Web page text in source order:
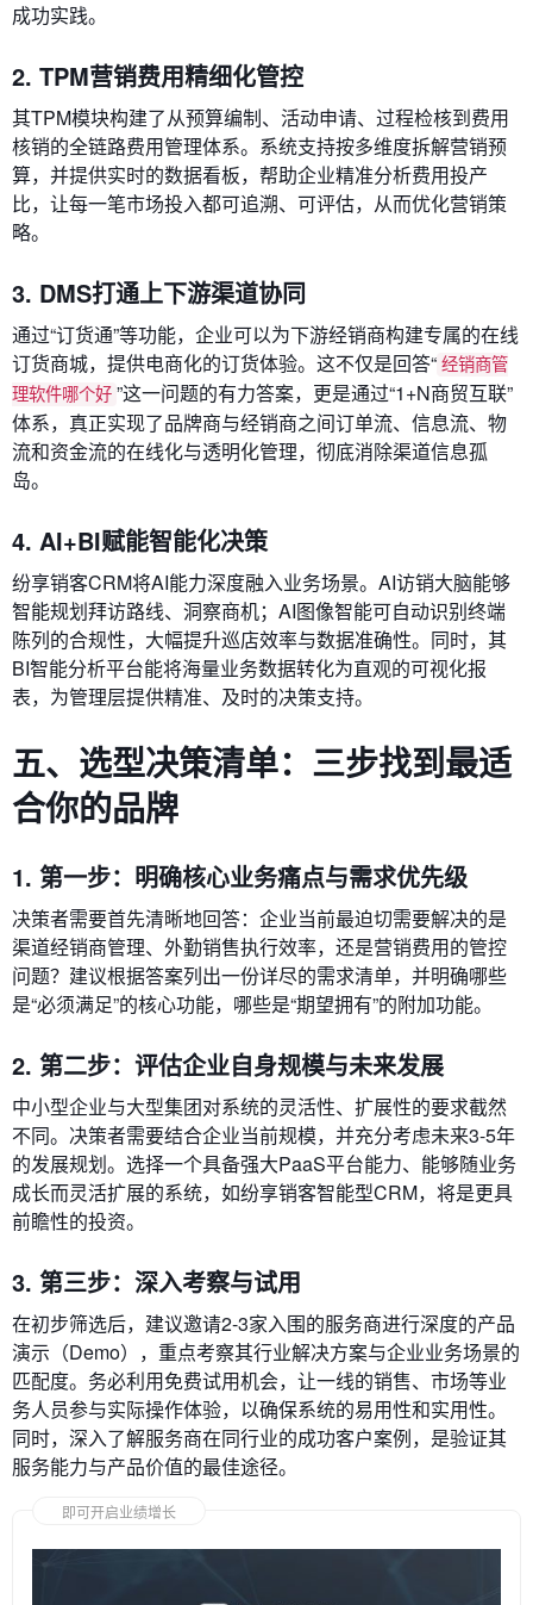
成功实践。
2. TPM营销费用精细化管控
其TPM模块构建了从预算编制、活动申请、过程检核到费用
核销的全链路费用管理体系。系统支持按多维度拆解营销预
算，并提供实时的数据看板，帮助企业精准分析费用投产
比，让每一笔市场投入都可追溯、可评估，从而优化营销策
略。
3. DMS打通上下游渠道协同
通过“订货通”等功能，企业可以为下游经销商构建专属的在线
订货商城，提供电商化的订货体验。这不仅是回答“ 经销商管
理软件哪个好 ”这一问题的有力答案，更是通过“1+N商贸互联”
体系，真正实现了品牌商与经销商之间订单流、信息流、物
流和资金流的在线化与透明化管理，彻底消除渠道信息孤
岛。
4. AI+BI赋能智能化决策
纷享销客CRM将AI能力深度融入业务场景。AI访销大脑能够
智能规划拜访路线、洞察商机；AI图像智能可自动识别终端
陈列的合规性，大幅提升巡店效率与数据准确性。同时，其
BI智能分析平台能将海量业务数据转化为直观的可视化报
表，为管理层提供精准、及时的决策支持。
五、选型决策清单：三步找到最适
合你的品牌
1. 第一步：明确核心业务痛点与需求优先级
决策者需要首先清晰地回答：企业当前最迫切需要解决的是
渠道经销商管理、外勤销售执行效率，还是营销费用的管控
问题？建议根据答案列出一份详尽的需求清单，并明确哪些
是“必须满足”的核心功能，哪些是“期望拥有”的附加功能。
2. 第二步：评估企业自身规模与未来发展
中小型企业与大型集团对系统的灵活性、扩展性的要求截然
不同。决策者需要结合企业当前规模，并充分考虑未来3-5年
的发展规划。选择一个具备强大PaaS平台能力、能够随业务
成长而灵活扩展的系统，如纷享销客智能型CRM，将是更具
前瞻性的投资。
3. 第三步：深入考察与试用
在初步筛选后，建议邀请2-3家入围的服务商进行深度的产品
演示（Demo），重点考察其行业解决方案与企业业务场景的
匹配度。务必利用免费试用机会，让一线的销售、市场等业
务人员参与实际操作体验，以确保系统的易用性和实用性。
同时，深入了解服务商在同行业的成功客户案例，是验证其
服务能力与产品价值的最佳途径。
即可开启业绩增长